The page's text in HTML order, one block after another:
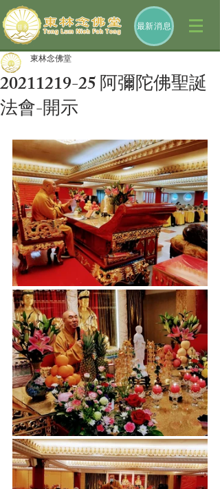
最新消息
20211219-25 阿彌陀佛聖誕
法會-開示
東林念佛堂